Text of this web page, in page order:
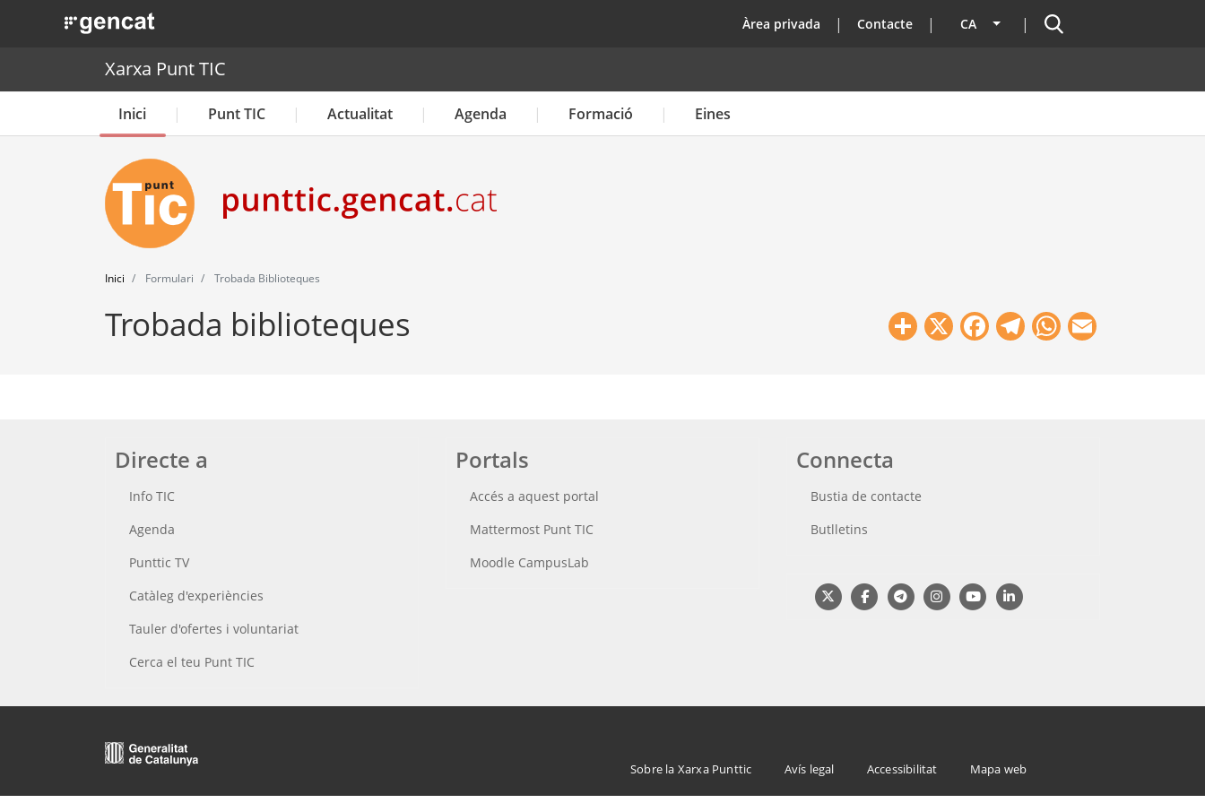
. Obre en una nova finestra. top
Àrea privada Contacte CA Llista les accions addicionals
Cercador
Xarxa Punt TIC
Inici Punt TIC Actualitat Agenda Formació Eines
Inici Formulari Trobada Biblioteques
Trobada biblioteques Share
X Facebook
Telegram
WhatsApp
Directe a
Info TIC
Agenda
Punttic TV
Catàleg d'experiències
Tauler d'ofertes i voluntariat
Cerca el teu Punt TIC
Portals
Accés a aquest portal
Mattermost Punt TIC
Moodle CampusLab
Connecta
Bustia de contacte
Butlletins
Menu
Footer
Sobre la Xarxa Punttic Avís legal Accessibilitat Mapa web